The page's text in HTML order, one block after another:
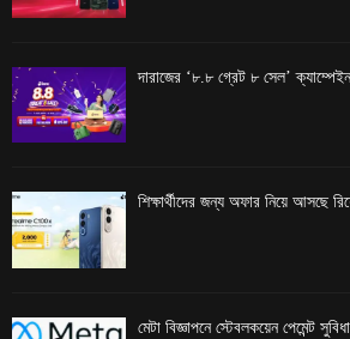
দারাজের ‘৮.৮ গ্রেট ৮ সেল’
শিক্ষার্থীদের জন্য অফার নিয়ে আসছে
মেটা বিজ্ঞাপনে স্টেবলকয়েন পেমেন্ট